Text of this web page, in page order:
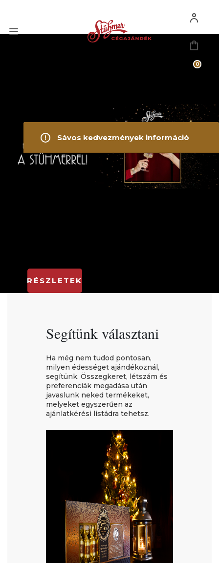
0
RÉSZLETEK
Sávos kedvezmények információ
Segítünk választani
Ha még nem tudod pontosan,
milyen édességet ajándékoznál,
segítünk. Összegkeret, létszám és
preferenciák megadása után
javaslunk neked termékeket,
melyeket egyszerűen az
ajánlatkérési listádra tehetsz.